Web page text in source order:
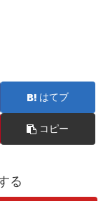
はてブ
コピー
る